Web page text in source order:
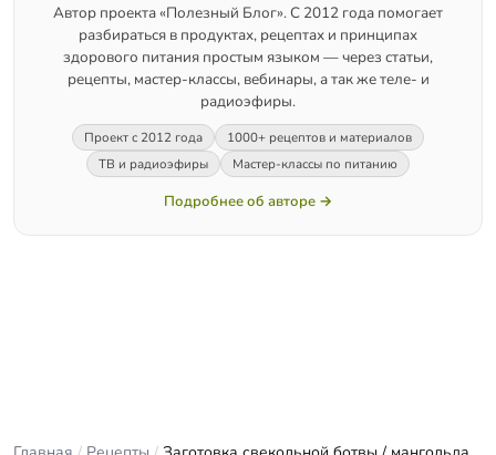
Автор проекта «Полезный Блог». С 2012 года помогает
разбираться в продуктах, рецептах и принципах
здорового питания простым языком — через статьи,
рецепты, мастер-классы, вебинары, а так же теле- и
радиоэфиры.
Проект с 2012 года
1000+ рецептов и материалов
ТВ и радиоэфиры
Мастер-классы по питанию
Подробнее об авторе →